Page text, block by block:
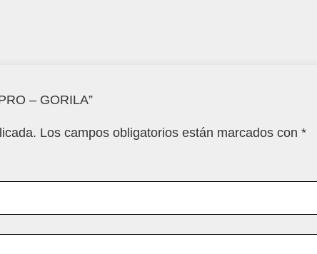
– GORILA”
Los campos obligatorios están marcados con *